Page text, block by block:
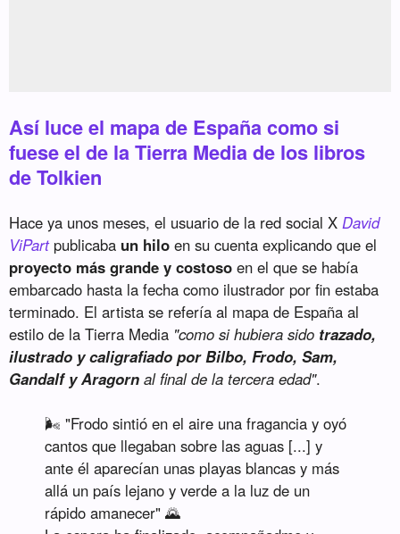
Así luce el mapa de España como si
fuese el de la Tierra Media de los libros
de Tolkien
Hace ya unos meses, el usuario de la red social XDavid
ViPartpublicaba un hilo en su cuenta explicando que el
proyecto más grande y costoso en el que se había
embarcado hasta la fecha como ilustrador por fin estaba
terminado. El artista se refería al mapa de España al
estilo de la Tierra Media "como si hubiera sido trazado,
ilustrado y caligrafiado por Bilbo, Frodo, Sam,
Gandalf y Aragorn al final de la tercera edad".
🌬️ "Frodo sintió en el aire una fragancia y oyó
cantos que llegaban sobre las aguas [...] y
ante él aparecían unas playas blancas y más
allá un país lejano y verde a la luz de un
rápido amanecer" 🌄